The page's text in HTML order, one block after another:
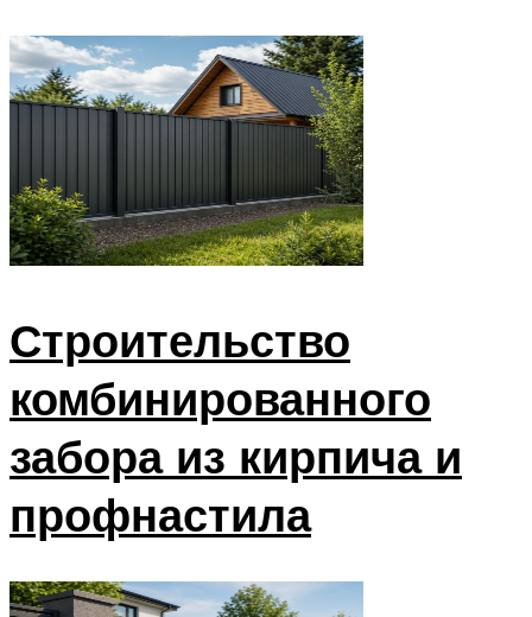
Строительство
комбинированного
забора из кирпича и
профнастила